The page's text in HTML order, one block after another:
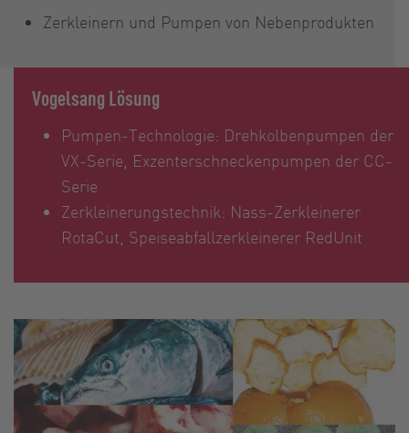
Zerkleinern und Pumpen von Nebenprodukten
Vogelsang Lösung
Pumpen-Technologie: Drehkolbenpumpen der
VX-Serie, Exzenterschneckenpumpen der CC-
Serie
Zerkleinerungstechnik: Nass-Zerkleinerer
RotaCut, Speiseabfallzerkleinerer RedUnit